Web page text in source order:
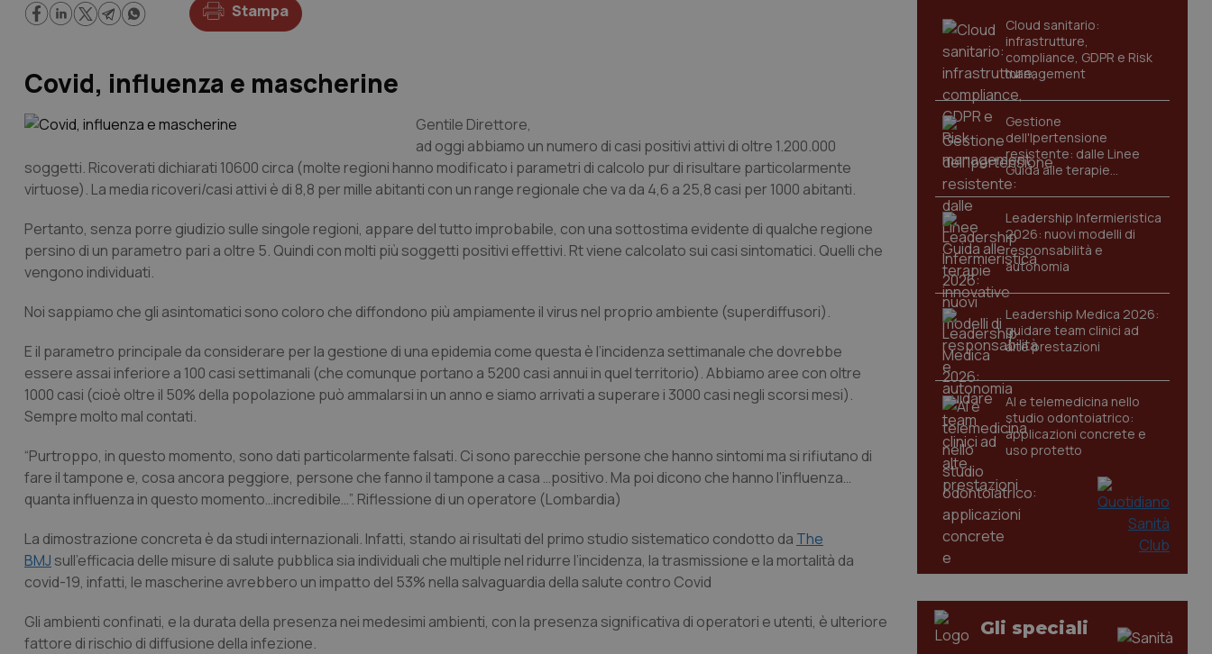
Stampa
Covid, influenza e mascherine
Gentile Direttore,
ad oggi abbiamo un numero di casi positivi attivi di oltre 1.200.000
soggetti. Ricoverati dichiarati 10600 circa (molte regioni hanno modificato i parametri di calcolo pur di risultare particolarmente
virtuose). La media ricoveri/casi attivi è di 8,8 per mille abitanti con un range regionale che va da 4,6 a 25,8 casi per 1000 abitanti.
Pertanto, senza porre giudizio sulle singole regioni, appare del tutto improbabile, con una sottostima evidente di qualche regione
persino di un parametro pari a oltre 5. Quindi con molti più soggetti positivi effettivi. Rt viene calcolato sui casi sintomatici. Quelli che
vengono individuati.
Noi sappiamo che gli asintomatici sono coloro che diffondono più ampiamente il virus nel proprio ambiente (superdiffusori).
E il parametro principale da considerare per la gestione di una epidemia come questa è l’incidenza settimanale che dovrebbe
essere assai inferiore a 100 casi settimanali (che comunque portano a 5200 casi annui in quel territorio). Abbiamo aree con oltre
1000 casi (cioè oltre il 50% della popolazione può ammalarsi in un anno e siamo arrivati a superare i 3000 casi negli scorsi mesi).
Sempre molto mal contati.
“Purtroppo, in questo momento, sono dati particolarmente falsati. Ci sono parecchie persone che hanno sintomi ma si rifiutano di
fare il tampone e, cosa ancora peggiore, persone che fanno il tampone a casa …positivo. Ma poi dicono che hanno l’influenza…
quanta influenza in questo momento…incredibile…”. Riflessione di un operatore (Lombardia)
La dimostrazione concreta è da studi internazionali. Infatti, stando ai risultati del primo studio sistematico condotto da The
BMJ sull’efficacia delle misure di salute pubblica sia individuali che multiple nel ridurre l’incidenza, la trasmissione e la mortalità da
covid-19, infatti, le mascherine avrebbero un impatto del 53% nella salvaguardia della salute contro Covid
Gli ambienti confinati, e la durata della presenza nei medesimi ambienti, con la presenza significativa di operatori e utenti, è ulteriore
fattore di rischio di diffusione della infezione.
Cloud sanitario:
infrastrutture,
compliance, GDPR e Risk
management
Gestione
dell'Ipertensione
resistente: dalle Linee
Guida alle terapie
innovative
Leadership Infermieristica
2026: nuovi modelli di
responsabilità e
autonomia
Leadership Medica 2026:
guidare team clinici ad
alte prestazioni
AI e telemedicina nello
studio odontoiatrico:
applicazioni concrete e
uso protetto
Gli speciali